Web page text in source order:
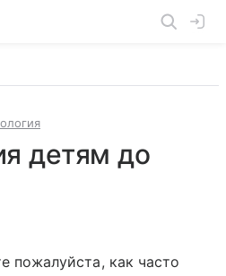
детям до
пожалуйста, как часто